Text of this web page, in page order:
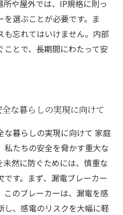
や屋外では、IP規格に則っ
選ぶことが必要です。ま
も忘れてはいけません。内部
とで、長期間にわたって安
な暮らしの実現に向けて
な暮らしの実現に向けて 家庭
たちの安全を脅かす重大な
然に防ぐためには、慎重な
す。まず、漏電ブレーカー
このブレーカーは、漏電を感
し、感電のリスクを大幅に軽